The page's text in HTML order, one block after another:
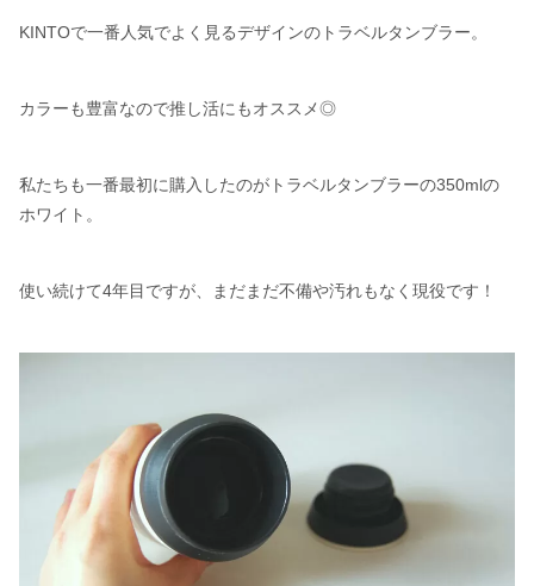
KINTOで一番人気でよく見るデザインのトラベルタンブラー。
カラーも豊富なので推し活にもオススメ◎
私たちも一番最初に購入したのがトラベルタンブラーの350mlの
ホワイト。
使い続けて4年目ですが、まだまだ不備や汚れもなく現役です！